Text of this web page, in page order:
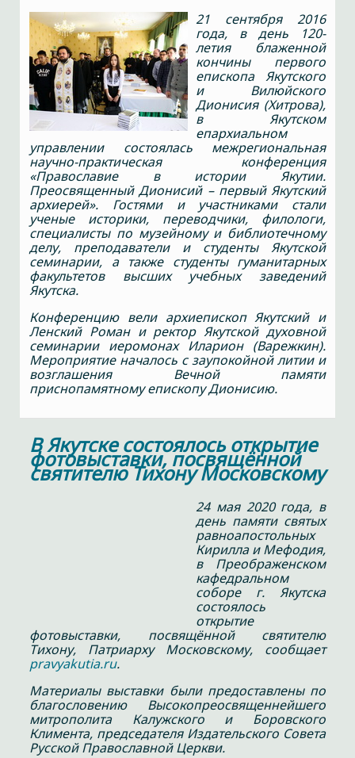
21 сентября 2016
года, в день 120-
летия блаженной
кончины первого
епископа Якутского
и Вилюйского
Дионисия (Хитрова),
в Якутском
епархиальном
управлении состоялась межрегиональная
научно-практическая конференция
«Православие в истории Якутии.
Преосвященный Дионисий – первый Якутский
архиерей». Гостями и участниками стали
ученые историки, переводчики, филологи,
специалисты по музейному и библиотечному
делу, преподаватели и студенты Якутской
семинарии, а также студенты гуманитарных
факультетов высших учебных заведений
Якутска.
Конференцию вели архиепископ Якутский и
Ленский Роман и ректор Якутской духовной
семинарии иеромонах Иларион (Варежкин).
Мероприятие началось с заупокойной литии и
возглашения Вечной памяти
приснопамятному епископу Дионисию.
В Якутске состоялось открытие
фотовыставки, посвящённой
святителю Тихону Московскому
24 мая 2020 года, в
день памяти святых
равноапостольных
Кирилла и Мефодия,
в Преображенском
кафедральном
соборе г. Якутска
состоялось
открытие
фотовыставки, посвящённой святителю
Тихону, Патриарху Московскому, сообщает
pravyakutia.ru.
Материалы выставки были предоставлены по
благословению Высокопреосвященнейшего
митрополита Калужского и Боровского
Климента, председателя Издательского Совета
Русской Православной Церкви.